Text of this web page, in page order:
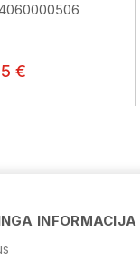
€
INFORMACIJA